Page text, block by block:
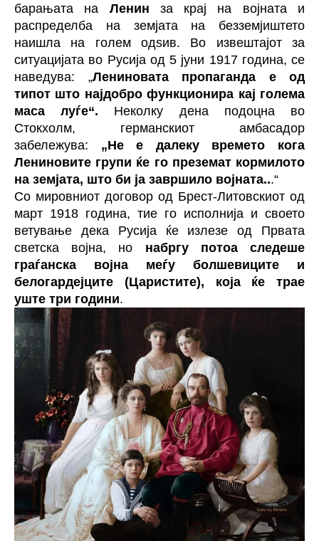
барањата на
Ленин
за крај на војната и
распределба на земјата на безземјиштето
наишла на голем одѕив. Во извештајот за
ситуацијата во Русија од 5 јуни 1917 година, се
наведува: „Лениновата пропаганда е од
типот што најдобро функционира кај голема
маса луѓе“.
Неколку дена подоцна во
Стокхолм, германскиот амбасадор
забележува:
„Не е далеку времето кога
Лениновите групи ќе го преземат кормилото
на земјата, што би ја завршило војната...“
Со мировниот договор од Брест-Литовскиот од
март 1918 година, тие го исполнија и своето
ветување дека Русија ќе излезе од Првата
светска војна, но
набргу потоа следеше
граѓанска војна меѓу болшевиците и
белогардејците (Царистите), која ќе трае
уште три години.